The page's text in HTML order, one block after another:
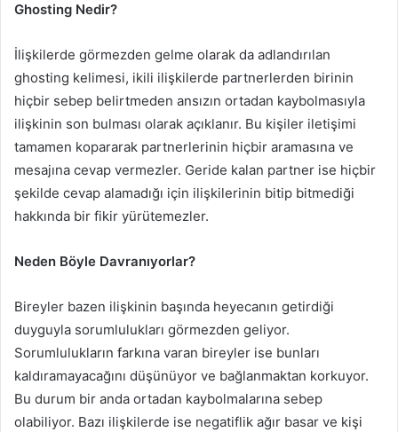
Ghosting Nedir?
İlişkilerde görmezden gelme olarak da adlandırılan
ghosting kelimesi, ikili ilişkilerde partnerlerden birinin
hiçbir sebep belirtmeden ansızın ortadan kaybolmasıyla
ilişkinin son bulması olarak açıklanır. Bu kişiler iletişimi
tamamen kopararak partnerlerinin hiçbir aramasına ve
mesajına cevap vermezler. Geride kalan partner ise hiçbir
şekilde cevap alamadığı için ilişkilerinin bitip bitmediği
hakkında bir fikir yürütemezler.
Neden Böyle Davranıyorlar?
Bireyler bazen ilişkinin başında heyecanın getirdiği
duyguyla sorumlulukları görmezden geliyor.
Sorumlulukların farkına varan bireyler ise bunları
kaldıramayacağını düşünüyor ve bağlanmaktan korkuyor.
Bu durum bir anda ortadan kaybolmalarına sebep
olabiliyor. Bazı ilişkilerde ise negatiflik ağır basar ve kişi